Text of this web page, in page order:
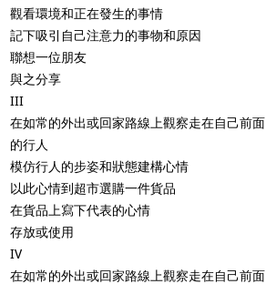
觀看環境和正在發生的事情
記下吸引自己注意力的事物和原因
聯想一位朋友
與之分享
III
在如常的外出或回家路線上觀察走在自己前面
的行人
模仿行人的步姿和狀態建構心情
以此心情到超市選購一件貨品
在貨品上寫下代表的心情
存放或使用
IV
在如常的外出或回家路線上觀察走在自己前面